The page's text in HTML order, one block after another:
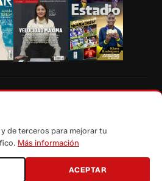
todos los contenidos de Vistazo.com.
de terceros para mejorar tu
Más información
ACEPTAR